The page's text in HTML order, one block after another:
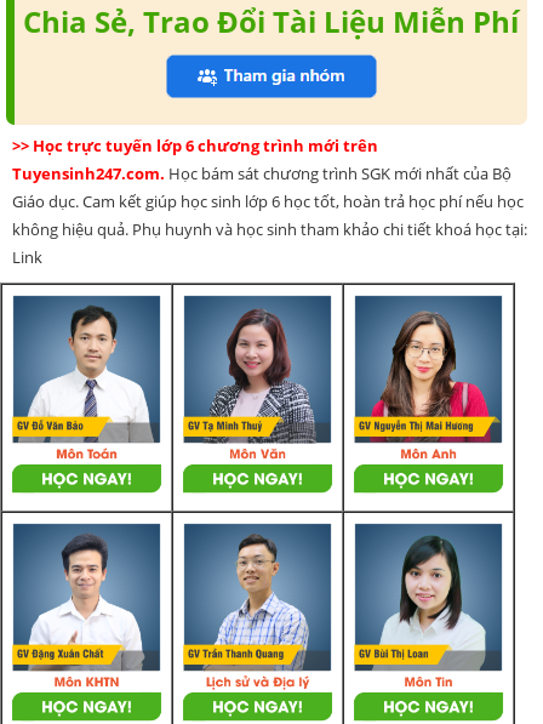
Chia Sẻ, Trao Đổi Tài Liệu Miễn Phí
>> Học trực tuyến lớp 6 chương trình mới trên
Tuyensinh247.com. Học bám sát chương trình SGK mới nhất của Bộ
Giáo dục. Cam kết giúp học sinh lớp 6 học tốt, hoàn trả học phí nếu học
không hiệu quả. Phụ huynh và học sinh tham khảo chi tiết khoá học tại:
Link